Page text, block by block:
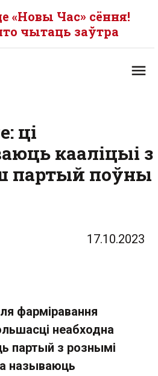
«Новы Час» сёння!
чытаць заўтра
ці
кааліцыі з
партый поўны
17.10.2023
фарміравання
неабходна
партый з рознымі
называюць